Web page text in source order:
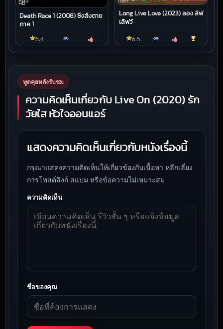
HD
Death Race 1 (2008) ซิ่งสั่งตาย
ภาค 1
6.4
Long Live Love (2023) ลอง ลีฟ
เลิฟว์
6.5
พูดคุยหลังรับชม
ความคิดเห็นเกี่ยวกับ Live On (2020) รัก
วัยใส หัวใจออนแอร์
แสดงความคิดเห็นเกี่ยวกับหนังเรื่องนี้
กรุณาแสดงความคิดเห็นให้เกี่ยวข้องกับเนื้อหา หลีกเลี่ยง
การโพสต์ลิงก์ สแปม หรือข้อความไม่เหมาะสม
ความคิดเห็น
ชื่อของคุณ